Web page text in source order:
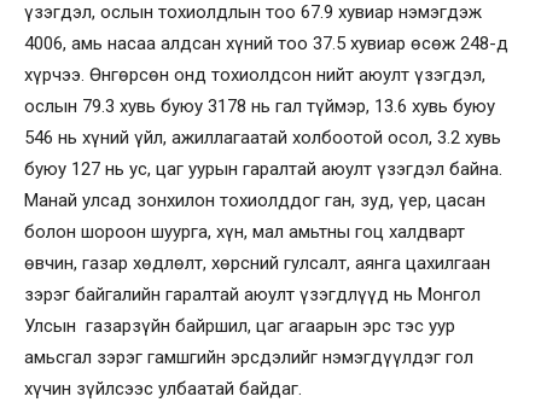
үзэгдэл, ослын тохиолдлын тоо 67.9 хувиар нэмэгдэж
4006, амь насаа алдсан хүний тоо 37.5 хувиар өсөж 248-д
хүрчээ. Өнгөрсөн онд тохиолдсон нийт аюулт үзэгдэл,
ослын 79.3 хувь буюу 3178 нь гал түймэр, 13.6 хувь буюу
546 нь хүний үйл, ажиллагаатай холбоотой осол, 3.2 хувь
буюу 127 нь ус, цаг уурын гаралтай аюулт үзэгдэл байна.
Манай улсад зонхилон тохиолддог ган, зуд, үер, цасан
болон шороон шуурга, хүн, мал амьтны гоц халдварт
өвчин, газар хөдлөлт, хөрсний гулсалт, аянга цахилгаан
зэрэг байгалийн гаралтай аюулт үзэгдлүүд нь Монгол
Улсын газарзүйн байршил, цаг агаарын эрс тэс уур
амьсгал зэрэг гамшгийн эрсдэлийг нэмэгдүүлдэг гол
хүчин зүйлсээс улбаатай байдаг.